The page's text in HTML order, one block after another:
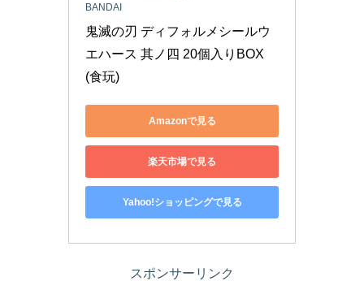
BANDAI
鬼滅の刃 ディフォルメシールウ
エハース 其ノ四 20個入りBOX
(食玩)
Amazonで見る
楽天市場で見る
Yahoo!ショッピングで見る
スポンサーリンク